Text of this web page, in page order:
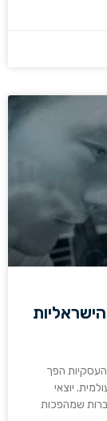
הפך
יוצאי
שמהפכות